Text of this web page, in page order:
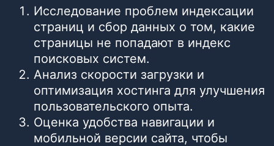
Исследование проблем индексации
страниц и сбор данных о том, какие
страницы не попадают в индекс
поисковых систем.
Анализ скорости загрузки и
оптимизация хостинга для улучшения
пользовательского опыта.
Оценка удобства навигации и
мобильной версии сайта, чтобы